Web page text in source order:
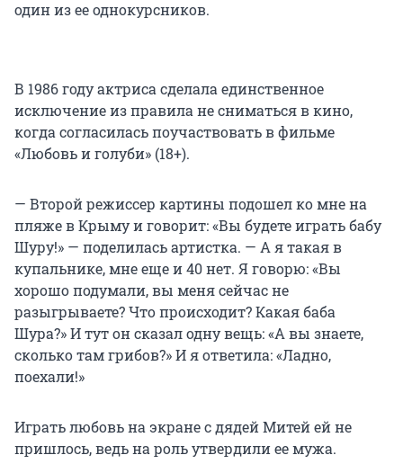
один из ее однокурсников.
В 1986 году актриса сделала единственное
исключение из правила не сниматься в кино,
когда согласилась поучаствовать в фильме
«Любовь и голуби» (18+).
— Второй режиссер картины подошел ко мне на
пляже в Крыму и говорит: «Вы будете играть бабу
Шуру!» — поделилась артистка. — А я такая в
купальнике, мне еще и 40 нет. Я говорю: «Вы
хорошо подумали, вы меня сейчас не
разыгрываете? Что происходит? Какая баба
Шура?» И тут он сказал одну вещь: «А вы знаете,
сколько там грибов?» И я ответила: «Ладно,
поехали!»
Играть любовь на экране с дядей Митей ей не
пришлось, ведь на роль утвердили ее мужа.